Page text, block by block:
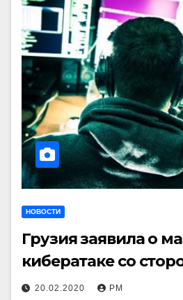
НОВОСТИ
Грузия заявила о
кибератаке со
20.02.2020 РМ